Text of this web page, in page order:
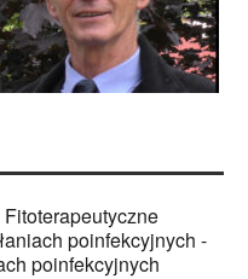
poinfekcyjnych -
poinfekcyjnych